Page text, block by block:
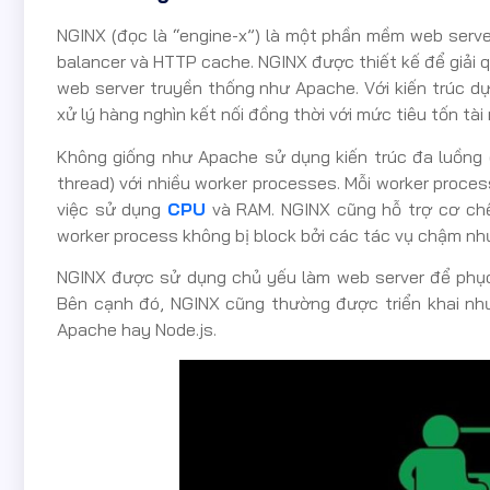
NGINX (đọc là “engine-x”) là một phần mềm web
balancer và HTTP cache. NGINX được thiết kế để
web server truyền thống như Apache. Với kiến trúc
xử lý hàng nghìn kết nối đồng thời với mức tiêu tốn tài
Không giống như Apache sử dụng kiến trúc đa
thread) với nhiều worker processes. Mỗi worker
việc sử dụng CPU và RAM. NGINX cũng hỗ trợ cơ
worker process không bị block bởi các tác vụ chậm
NGINX được sử dụng chủ yếu làm web server để
Bên cạnh đó, NGINX cũng thường được triển khai
Apache hay Node.js.